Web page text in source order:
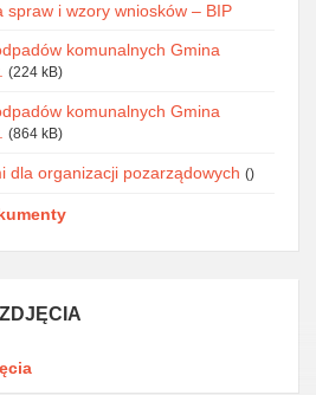
spraw i wzory wniosków – BIP
komunalnych Gmina
(224 kB)
komunalnych Gmina
(864 kB)
dla organizacji pozarządowych ()